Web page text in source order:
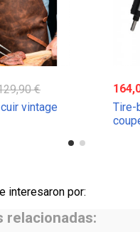
€
vintage
Tire-
interesaron por:
relacionadas: